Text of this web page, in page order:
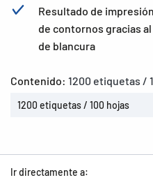
Resultado de
de contornos gracias
de blancura
Contenido: 1200 etiquetas /
1200 etiquetas / 100 hojas
Ir directamente a: